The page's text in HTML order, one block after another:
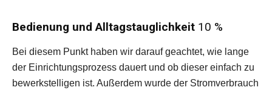
Bedienung und Alltagstauglichkeit 10 %
Bei diesem Punkt haben wir darauf geachtet, wie lange
der Einrichtungsprozess dauert und ob dieser einfach zu
bewerkstelligen ist. Außerdem wurde der Stromverbrauch